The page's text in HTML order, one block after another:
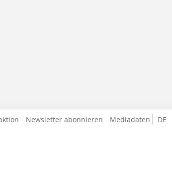
DE
Newsletter abonnieren Mediadaten